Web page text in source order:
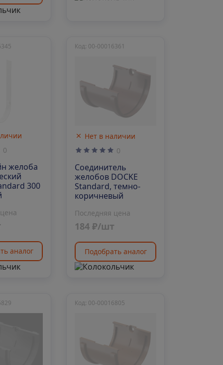
0
желоба
300
аналог
Нет в наличии
Код: 00-00016361
0
Соединитель
желобов DOCKE
Standard, темно-
коричневый
Последняя цена
184 ₽/шт
Подобрать аналог
Код: 00-00016805